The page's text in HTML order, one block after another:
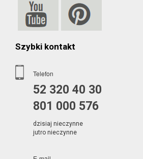
Szybki kontakt
Telefon
52 320 40 30
801 000 576
dzisiaj nieczynne
jutro nieczynne